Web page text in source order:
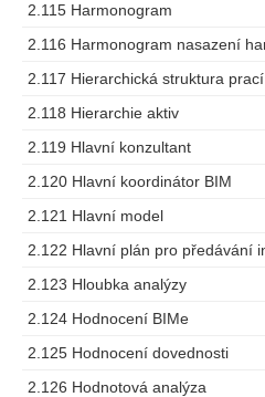
2.115 Harmonogram
2.117 Hierarchická struktura prací
2.118 Hierarchie aktiv
2.119 Hlavní konzultant
2.120 Hlavní koordinátor BIM
2.121 Hlavní model
2.123 Hloubka analýzy
2.124 Hodnocení BIMe
2.125 Hodnocení dovednosti
2.126 Hodnotová analýza